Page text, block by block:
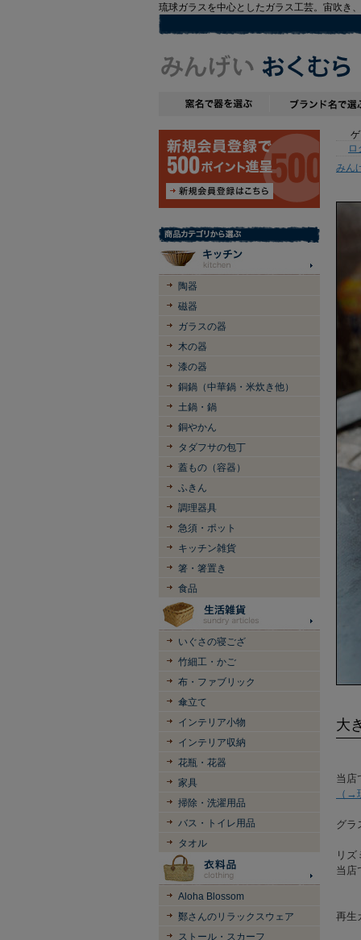
琉球ガラスを中心としたガラス工芸。宙吹き
陶器
磁器
ガラスの器
木の器
漆の器
銅鍋（中華鍋・米炊き他）
土鍋・鍋
銅やかん
タダフサの包丁
蓋もの（容器）
ふきん
調理器具
急須・ポット
キッチン雑貨
箸・箸置き
食品
いぐさの寝ござ
竹細工・かご
布・ファブリック
傘立て
インテリア小物
インテリア収納
花瓶・花器
家具
掃除・洗濯用品
バス・トイレ用品
タオル
Aloha Blossom
鄭さんのリラックスウェア
ストール・スカーフ
ゲ
ロ
みん
大
当店
（→
グラ
リ
当店
再生